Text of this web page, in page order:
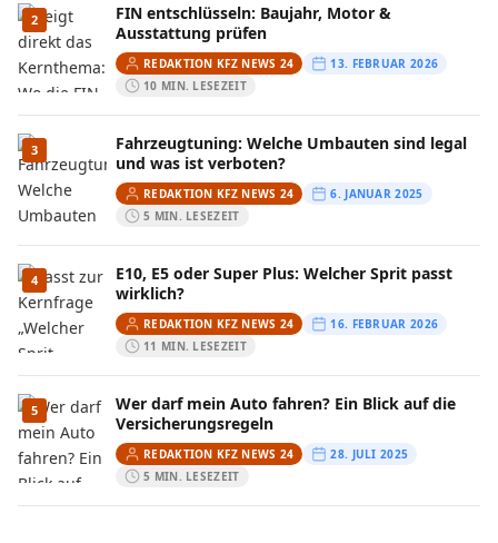
2
FIN entschlüsseln: Baujahr, Motor &
Ausstattung prüfen
REDAKTION KFZ NEWS 24
13. FEBRUAR 2026
10 MIN. LESEZEIT
3
Fahrzeugtuning: Welche Umbauten sind legal
und was ist verboten?
REDAKTION KFZ NEWS 24
6. JANUAR 2025
5 MIN. LESEZEIT
4
E10, E5 oder Super Plus: Welcher Sprit passt
wirklich?
REDAKTION KFZ NEWS 24
16. FEBRUAR 2026
11 MIN. LESEZEIT
5
Wer darf mein Auto fahren? Ein Blick auf die
Versicherungsregeln
REDAKTION KFZ NEWS 24
28. JULI 2025
5 MIN. LESEZEIT